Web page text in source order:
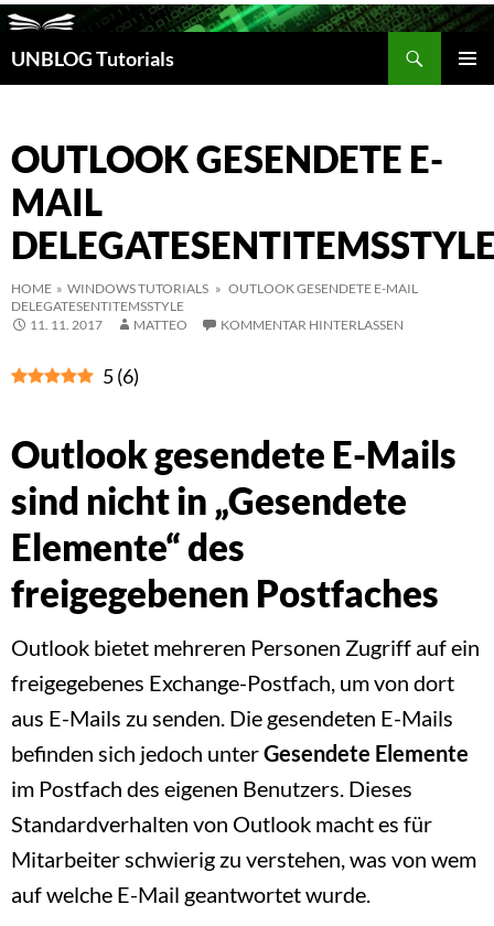
UNBLOG Tutorials
Suchen
OUTLOOK GESENDETE E-
MAIL
HOME » WINDOWS TUTORIALS » OUTLOOK GESENDETE E-MAIL
DELEGATESENTITEMSSTYLE
11. 11. 2017
MATTEO KOMMENTAR HINTERLASSEN
5(6)
Outlook gesendete E-Mails
sind nicht in „Gesendete
Elemente“ des
freigegebenen Postfaches
Outlook bietet mehreren Personen Zugriff auf ein
freigegebenes Exchange-Postfach, um von dort
aus E-Mails zu senden. Die gesendeten E-Mails
befinden sich jedoch unterGesendete Elemente
im Postfach des eigenen Benutzers. Dieses
Standardverhalten von Outlook macht es für
Mitarbeiter schwierig zu verstehen, was von wem
auf welche E-Mail geantwortet wurde.